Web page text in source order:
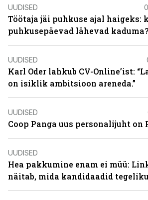
UUDISED
Töötaja jäi puhkuse ajal haigeks:
puhkusepäevad lähevad kaduma?
UUDISED
Karl Oder lahkub CV-Online’ist:
on isiklik ambitsioon areneda.”
UUDISED
Coop Panga uus personalijuht on
UUDISED
Hea pakkumine enam ei müü:
näitab, mida kandidaadid